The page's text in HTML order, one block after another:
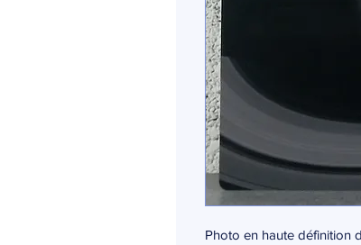
Photo en haute définition